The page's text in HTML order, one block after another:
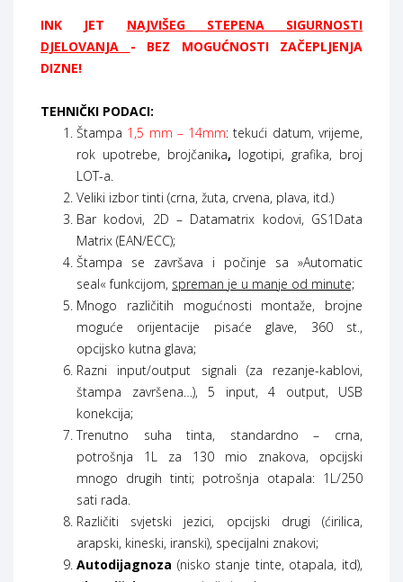
INK JET NAJVIŠEG STEPENA SIGURNOSTI
DJELOVANJA - BEZ MOGUĆNOSTI ZAČEPLJENJA
DIZNE!
TEHNIČKI PODACI:
Štampa 1,5 mm – 14mm: tekući datum, vrijeme,
rok upotrebe, brojčanika, logotipi, grafika, broj
LOT-a.
Veliki izbor tinti (crna, žuta, crvena, plava, itd.)
Bar kodovi, 2D – Datamatrix kodovi, GS1Data
Matrix (EAN/ECC);
Štampa se završava i počinje sa »Automatic
seal« funkcijom, spreman je u manje od minute;
Mnogo različitih mogućnosti montaže, brojne
moguće orijentacije pisaće glave, 360 st.,
opcijsko kutna glava;
Razni input/output signali (za rezanje-kablovi,
štampa završena…), 5 input, 4 output, USB
konekcija;
Trenutno suha tinta, standardno – crna,
potrošnja 1L za 130 mio znakova, opcijski
mnogo drugih tinti; potrošnja otapala: 1L/250
sati rada.
Različiti svjetski jezici, opcijski drugi (ćirilica,
arapski, kineski, iranski), specijalni znakovi;
Autodijagnoza (nisko stanje tinte, otapala, itd),